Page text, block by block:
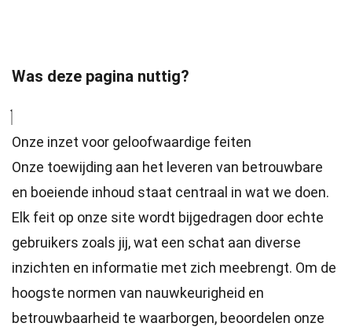
Was deze pagina nuttig?
Onze inzet voor geloofwaardige feiten
Onze toewijding aan het leveren van betrouwbare
en boeiende inhoud staat centraal in wat we doen.
Elk feit op onze site wordt bijgedragen door echte
gebruikers zoals jij, wat een schat aan diverse
inzichten en informatie met zich meebrengt. Om de
hoogste normen van nauwkeurigheid en
betrouwbaarheid te waarborgen, beoordelen onze